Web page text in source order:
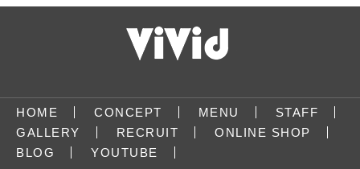
HOME CONCEPT MENU
STAFF
GALLERY
RECRUIT
ONLINE SHOP
BLOG
YOUTUBE